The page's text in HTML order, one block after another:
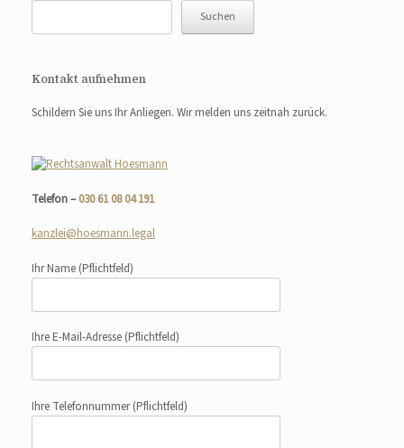
Suchen
Kontakt aufnehmen
Schildern Sie uns Ihr Anliegen. Wir melden uns zeitnah zurück.
Telefon –030 61 08 04 191
kanzlei@hoesmann.legal
Ihr Name (Pflichtfeld)
Ihre E-Mail-Adresse (Pflichtfeld)
Ihre Telefonnummer(Pflichtfeld)